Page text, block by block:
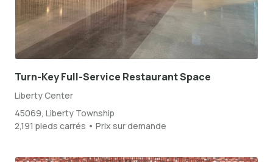
Turn-Key Full-Service Restaurant Space
Liberty Center
45069, Liberty Township
2,191 pieds carrés • Prix sur demande